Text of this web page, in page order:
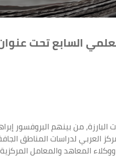
السابع تحت
من بينهم البروفسور
العربي لدراسات المناطق
المعاهد والمعامل